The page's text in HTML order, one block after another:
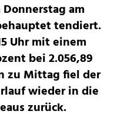
am
tendiert.
Uhr mit einem
bei 2.056,89
zu Mittag fiel der
wieder in die
zurück.